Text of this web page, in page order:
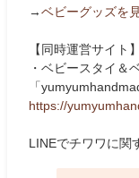
→ベビーグッズを
【同時運営サイト】
・ベビースタイ＆
「
https://
LINEでチワワに関